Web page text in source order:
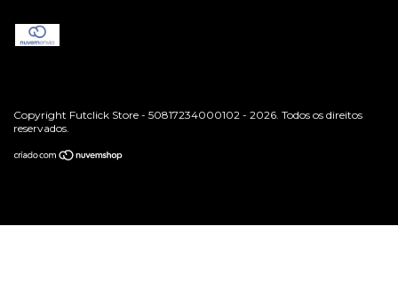
Copyright Futclick Store - 50817234000102 - 2026. Todos os direitos
reservados.